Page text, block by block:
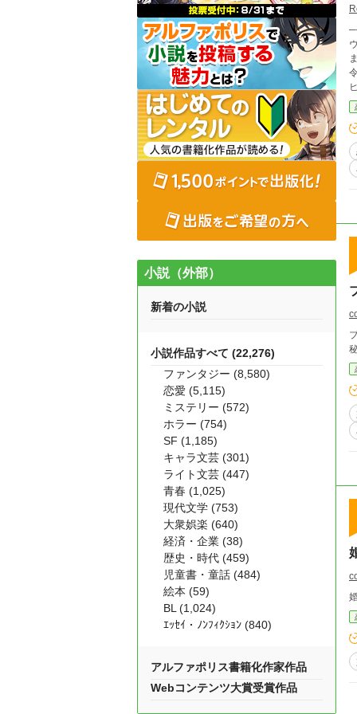
──
ま結婚
令息ヒ
小説（外部）
新着の小説
小説作品すべて (22,276)
ファンタジー (8,580)
恋愛 (5,115)
ミステリー (572)
ホラー (754)
SF (1,185)
キャラ文芸 (301)
ライト文芸 (447)
青春 (1,025)
現代文学 (753)
大衆娯楽 (640)
経済・企業 (38)
歴史・時代 (459)
児童書・童話 (484)
絵本 (59)
BL (1,024)
ｴｯｾｲ・ﾉﾝﾌｨｸｼｮﾝ (840)
アルファポリス書籍化作家作品
Webコンテンツ大賞受賞作品